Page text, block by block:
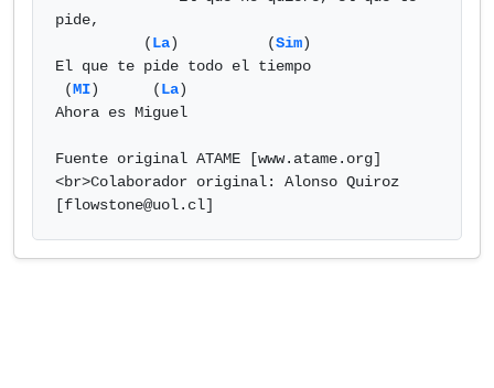
pide,
	  (
La)          (Sim)
El que te pide todo el tiempo
(MI)      (La)
Ahora es Miguel
Fuente original ATAME [www.atame.org]
<br>Colaborador original: Alonso Quiroz
[flowstone@uol.cl]